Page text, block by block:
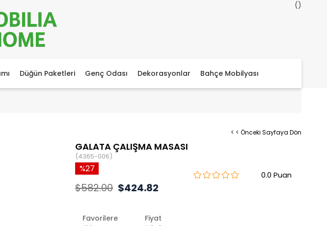
Düğün Paketleri Genç Odası Dekorasyonlar Bahçe Mobilyası
< < Önceki Sayfaya Dön
GALATA ÇALIŞMA MASASI
(4365-006)
0.0
27
$582.00 $424.82
Favorilere
Fiyat